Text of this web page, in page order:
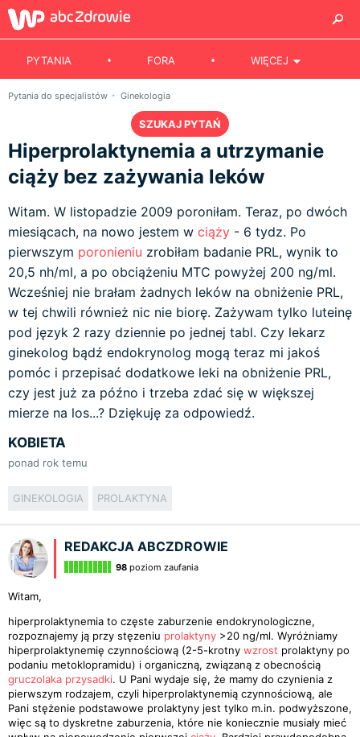
PYTANIA FORA WIĘCEJ
Pytania do specjalistów Ginekologia
SZUKAJ PYTAŃ
Hiperprolaktynemia a utrzymanie
ciąży bez zażywania leków
Witam. W listopadzie 2009 poroniłam. Teraz, po dwóch
miesiącach, na nowo jestem w ciąży - 6 tydz. Po
pierwszym poronieniu zrobiłam badanie PRL, wynik to
20,5 nh/ml, a po obciążeniu MTC powyżej 200 ng/ml.
Wcześniej nie brałam żadnych leków na obniżenie PRL,
w tej chwili również nic nie biorę. Zażywam tylko luteinę
pod język 2 razy dziennie po jednej tabl. Czy lekarz
ginekolog bądź endokrynolog mogą teraz mi jakoś
pomóc i przepisać dodatkowe leki na obniżenie PRL,
czy jest już za późno i trzeba zdać się w większej
mierze na los...? Dziękuję za odpowiedź.
KOBIETA
ponad rok temu
GINEKOLOGIA PROLAKTYNA
REDAKCJA ABCZDROWIE
98 poziom zaufania
Witam,
hiperprolaktynemia to częste zaburzenie endokrynologiczne,
rozpoznajemy ją przy stęzeniu prolaktyny >20 ng/ml. Wyróżniamy
hiperprolaktynemię czynnościową (2-5-krotny wzrost prolaktyny po
podaniu metoklopramidu) i organiczną, związaną z obecnością
gruczolaka przysadki. U Pani wydaje się, że mamy do czynienia z
pierwszym rodzajem, czyli hiperprolaktynemią czynnościową, ale
Pani stężenie podstawowe prolaktyny jest tylko m.in. podwyższone,
więc są to dyskretne zaburzenia, które nie koniecznie musiały mieć